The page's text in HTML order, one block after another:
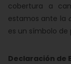
cobertura a
estamos ante la
es un símbolo de
Declaración de